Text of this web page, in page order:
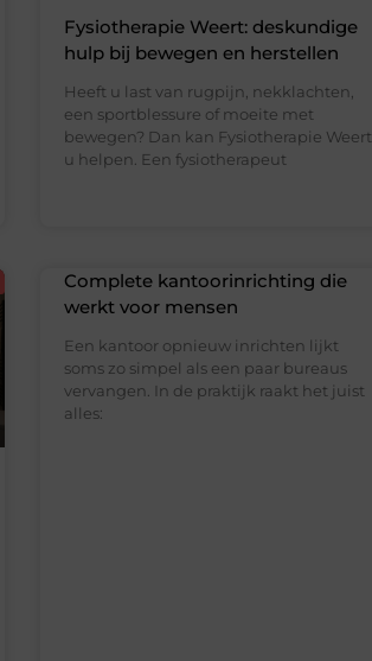
Fysiotherapie Weert: deskundige
hulp bij bewegen en herstellen
Heeft u last van rugpijn, nekklachten,
een sportblessure of moeite met
bewegen? Dan kan Fysiotherapie Weert
u helpen. Een fysiotherapeut
Complete kantoorinrichting die
werkt voor mensen
Een kantoor opnieuw inrichten lijkt
soms zo simpel als een paar bureaus
vervangen. In de praktijk raakt het juist
alles: